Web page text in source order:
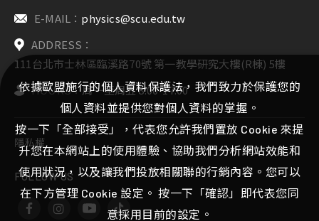
E-MAIL： physics@scu.edu.tw
ADDRESS：
111台北市士林區臨溪路70號 第一教學研究大樓(R棟) 5樓
HOURS：周一至周五 8:00-17:00
隱私權
FOLLOW US
依據歐盟施行的個人資料保護法，我們致力於保護您的
個人資料並提供您對個人資料的掌握。
按一下「全部接受」，代表您允許我們置放 Cookie 來提
升您在本網站上的使用體驗、協助我們分析網站效能和
使用狀況，以及讓我們投放相關聯的行銷內容。您可以
在下方管理 Cookie 設定。 按一下「確認」即代表您同
意採用目前的設定。